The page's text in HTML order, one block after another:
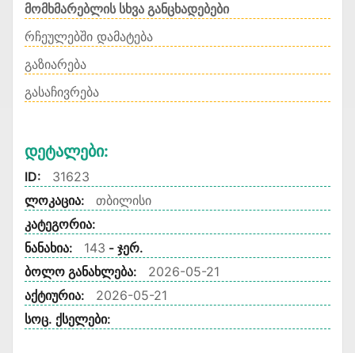
მომხმარებლის სხვა განცხადებები
რჩეულებში დამატება
გაზიარება
გასაჩივრება
Დეტალები:
ID:
31623
ლოკაცია:
თბილისი
კატეგორია:
ნანახია:
143 - ჯერ.
ბოლო განახლება:
2026-05-21
აქტიურია:
2026-05-21
სოც. ქსელები: